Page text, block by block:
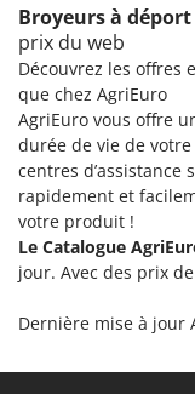
Resto Italia
Ribimex
Ripartrak
Ritter
River Systems
Robomow
Rossofuoco
Rover Pompe
Broyeurs à
prix du web
Découvrez les offres
que chez AgriEuro
AgriEuro vous offre
durée de vie de
centres d’assistance
rapidement et
votre produit !
Le Catalogue
jour. Avec des prix
Dernière mise à jour